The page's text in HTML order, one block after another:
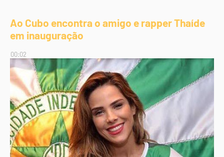
Ao Cubo encontra o amigo e rapper Thaíde
em inauguração
00:02